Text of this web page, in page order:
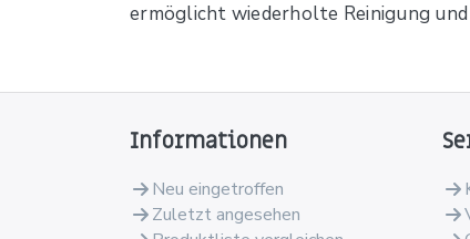
ermöglicht wiederholte Reinigung
Informationen
Neu eingetroffen
Zuletzt angesehen